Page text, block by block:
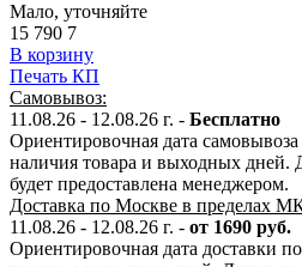
Мало, уточняйте
15 790 7
В корзину
Печать КП
Самовывоз:
11.08.26 - 12.08.26 г. - Бесплатно
Ориентировочная дата самовывоза
наличия товара и выходных дней.
будет предоставлена менеджером.
Доставка по Москве в пределах
11.08.26 - 12.08.26 г. - от 1690 руб.
Ориентировочная дата доставки